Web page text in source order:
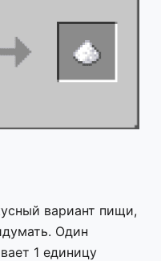
вариант пищи,
Один
1 единицу